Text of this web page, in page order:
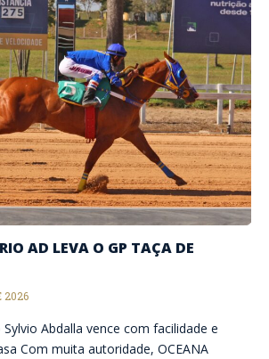
AD LEVA O GP TAÇA DE
2026
Abdalla vence com facilidade e
Com muita autoridade, OCEANA